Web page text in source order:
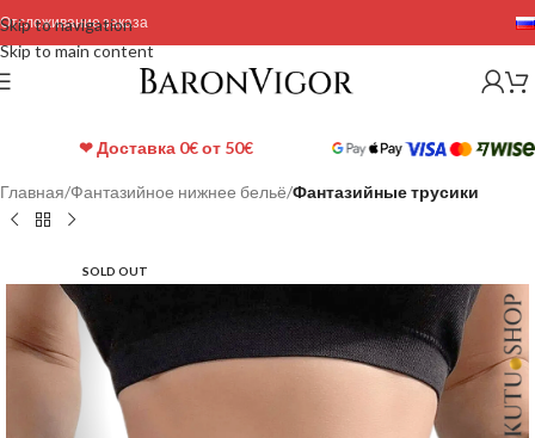
Skip to navigation
Skip to main content
Отслеживание заказа
❤ Доставка 0€ от 50€
Главная Фантазийное нижнее бельё Фантазийные трусики
SOLD OUT